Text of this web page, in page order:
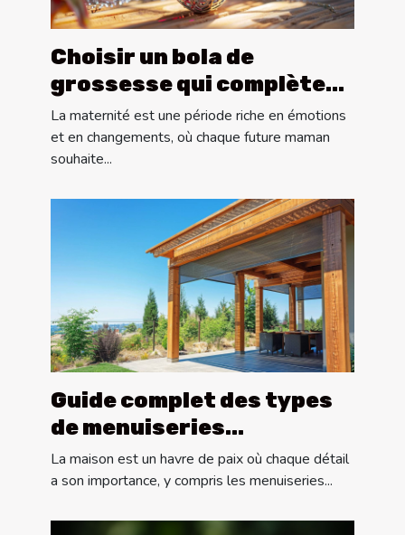
Choisir un bola de
grossesse qui complète
votre style personnel
La maternité est une période riche en émotions
et en changements, où chaque future maman
souhaite...
Guide complet des types
de menuiseries
extérieures : pergolas,
portes et volets
La maison est un havre de paix où chaque détail
a son importance, y compris les menuiseries...